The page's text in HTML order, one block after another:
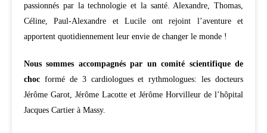
passionnés par la technologie et la santé. Alexandre, Thomas,
Céline, Paul-Alexandre et Lucile ont rejoint l’aventure et
apportent quotidiennement leur envie de changer le monde !
Nous sommes accompagnés par un comité scientifique de
choc formé de 3 cardiologues et rythmologues: les docteurs
Jérôme Garot, Jérôme Lacotte et Jérôme Horvilleur de l’hôpital
Jacques Cartier à Massy.